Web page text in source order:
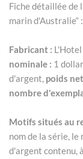
Fiche détaillée de
marin d'Australie“ :
Fabricant :
nominale : 1
d'argent, poids
nombre
Motifs situés au
nom de la série,
d'argent contenu,